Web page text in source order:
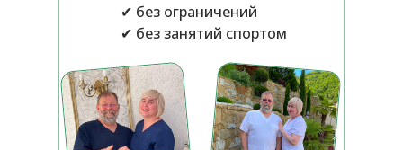
✔ без ограничений
✔ без занятий спортом